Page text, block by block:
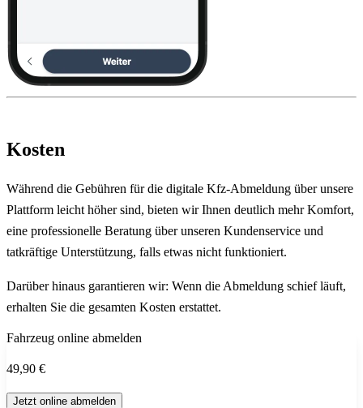
Kosten
Während die Gebühren für die digitale Kfz-Abmeldung über unsere
Plattform leicht höher sind, bieten wir Ihnen deutlich mehr Komfort,
eine professionelle Beratung über unseren Kundenservice und
tatkräftige Unterstützung, falls etwas nicht funktioniert.
Darüber hinaus garantieren wir: Wenn die Abmeldung schief läuft,
erhalten Sie die gesamten Kosten erstattet.
Fahrzeug online abmelden
49,90 €
Jetzt online abmelden